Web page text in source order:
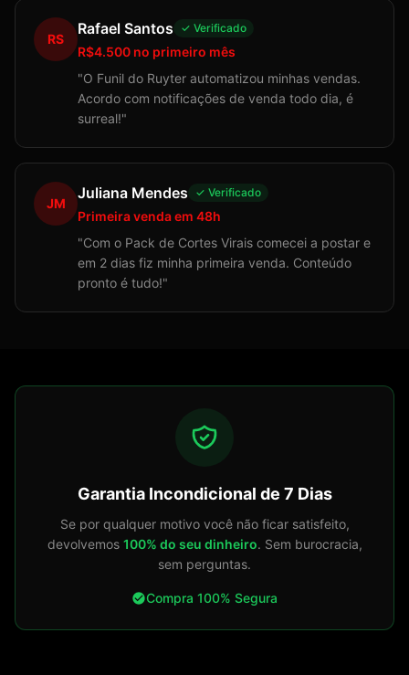
RS
Rafael Santos ✓ Verificado
R$4.500 no primeiro mês
"O Funil do Ruyter automatizou minhas vendas.
Acordo com notificações de venda todo dia, é
surreal!"
JM
Juliana Mendes ✓ Verificado
Primeira venda em 48h
"Com o Pack de Cortes Virais comecei a postar e
em 2 dias fiz minha primeira venda. Conteúdo
pronto é tudo!"
Garantia Incondicional de 7 Dias
Se por qualquer motivo você não ficar satisfeito,
devolvemos 100% do seu dinheiro. Sem burocracia,
sem perguntas.
Compra 100% Segura